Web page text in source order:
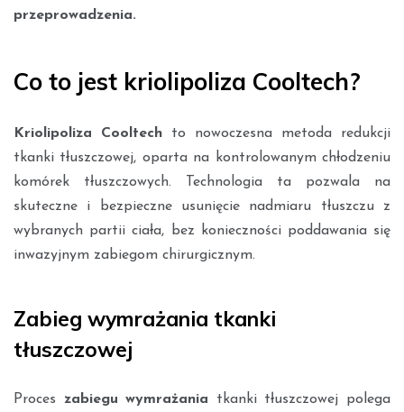
przeprowadzenia.
Co to jest kriolipoliza Cooltech?
Kriolipoliza Cooltech to nowoczesna metoda redukcji
tkanki tłuszczowej, oparta na kontrolowanym chłodzeniu
komórek tłuszczowych. Technologia ta pozwala na
skuteczne i bezpieczne usunięcie nadmiaru tłuszczu z
wybranych partii ciała, bez konieczności poddawania się
inwazyjnym zabiegom chirurgicznym.
Zabieg wymrażania tkanki
tłuszczowej
Proces zabiegu wymrażania tkanki tłuszczowej polega